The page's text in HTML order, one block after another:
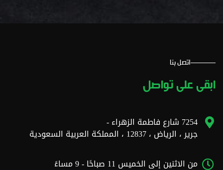
اتصل بنا
ابقى على تواصل
7254 شارع فاطمة الزهراء -
جرير ، الرياض ، 12837 ، المملكة العربية السعودية
من الاثنين إلى الخميس 11 صباحًا - 9 مساءً